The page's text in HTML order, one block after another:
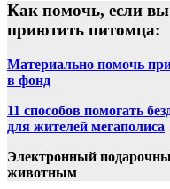
Как помочь, если вы
приютить питомца:
Материально помочь
в фонд
11 способов помогать
для жителей мегаполиса
Электронный
животным